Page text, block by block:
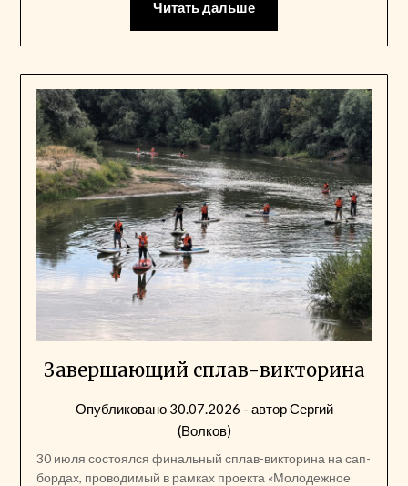
Читать дальше
Завершающий сплав-викторина
Опубликовано 30.07.2026 - авторСергий
(Волков)
30 июля состоялся финальный сплав-викторина на сап-
бордах, проводимый в рамках проекта «Молодежное